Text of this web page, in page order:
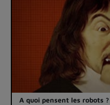
A quoi pensent les robots ?